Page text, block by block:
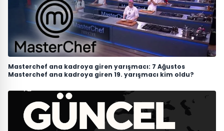
Masterchef ana kadroya giren yarışmacı: 7 Ağustos
Masterchef ana kadroya giren 19. yarışmacı kim oldu?